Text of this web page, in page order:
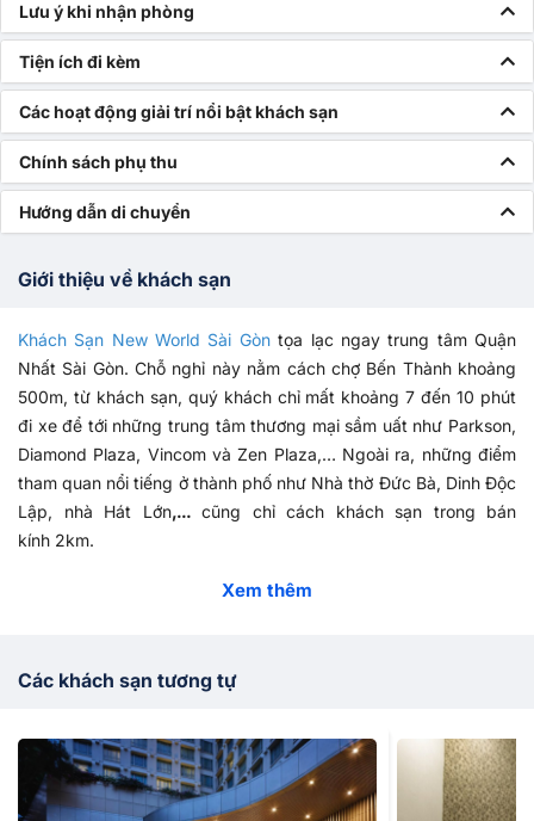
Lưu ý khi nhận phòng
Tiện ích đi kèm
Các hoạt động giải trí nổi bật khách sạn
Chính sách phụ thu
Hướng dẫn di chuyển
Giới thiệu về khách sạn
Khách Sạn New World Sài Gòn tọa lạc ngay trung tâm Quận
Nhất Sài Gòn. Chỗ nghỉ này nằm cách chợ Bến Thành khoảng
500m, từ khách sạn, quý khách chỉ mất khoảng 7 đến 10 phút
đi xe để tới những trung tâm thương mại sầm uất như Parkson,
Diamond Plaza, Vincom và Zen Plaza,… Ngoài ra, những điểm
tham quan nổi tiếng ở thành phố như Nhà thờ Đức Bà, Dinh Độc
Lập, nhà Hát Lớn,… cũng chỉ cách khách sạn trong bán
kính 2km.
Khách sạn New World Sài Gòn (New World Saigon
gian xanh mát và không kém phần sôi động của thành phố.
hạng phòng khách nhau, nhằm đáp ứng nhu cầu đa dạng của
du khách.
Xem thêm
Các khách sạn tương tự